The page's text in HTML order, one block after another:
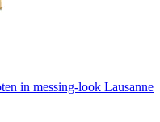
in messing-look Lausanne